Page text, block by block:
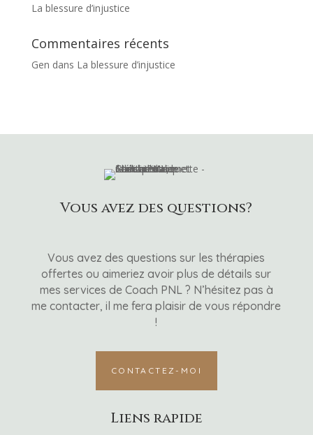
La blessure d’injustice
Commentaires récents
Gen dans La blessure d’injustice
Vous avez des questions?
Vous avez des questions sur les thérapies
offertes ou aimeriez avoir plus de détails sur
mes services de Coach PNL ? N’hésitez pas à
me contacter, il me fera plaisir de vous répondre
!
CONTACTEZ-MOI
Liens rapide